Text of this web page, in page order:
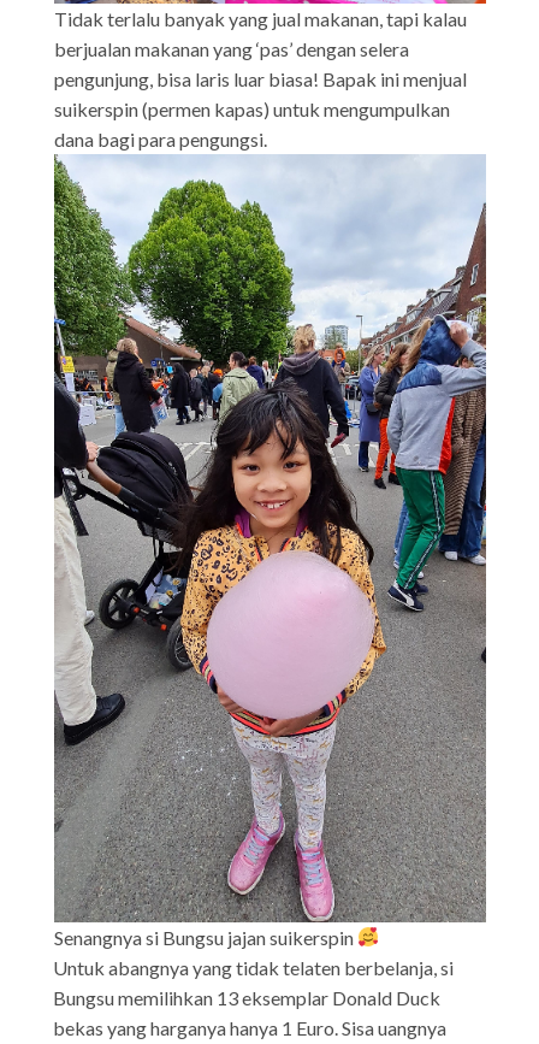
Tidak terlalu banyak yang jual makanan, tapi kalau
berjualan makanan yang ‘pas’ dengan selera
pengunjung, bisa laris luar biasa! Bapak ini menjual
suikerspin (permen kapas) untuk mengumpulkan
dana bagi para pengungsi.
Senangnya si Bungsu jajan suikerspin
Untuk abangnya yang tidak telaten berbelanja, si
Bungsu memilihkan 13 eksemplar Donald Duck
bekas yang harganya hanya 1 Euro. Sisa uangnya